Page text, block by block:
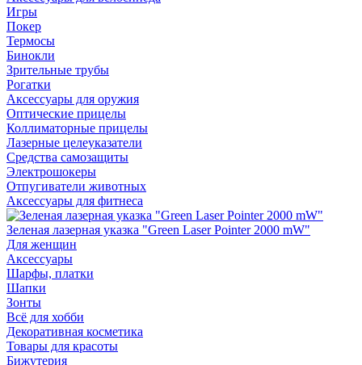
Игры
Покер
Термосы
Бинокли
Зрительные трубы
Рогатки
Аксессуары для оружия
Оптические прицелы
Коллиматорные прицелы
Лазерные целеуказатели
Средства самозащиты
Электрошокеры
Отпугиватели животных
Аксессуары для фитнеса
Зеленая лазерная указка "Green Laser Pointer 2000 mW"
Для женщин
Аксессуары
Шарфы, платки
Шапки
Зонты
Всё для хобби
Декоративная косметика
Товары для красоты
Бижутерия